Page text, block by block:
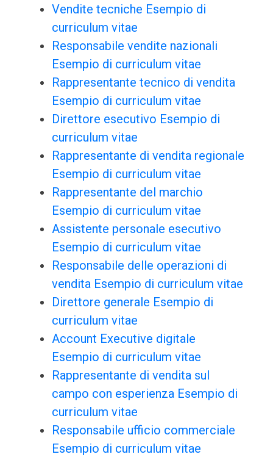
Vendite tecniche Esempio di
curriculum vitae
Responsabile vendite nazionali
Esempio di curriculum vitae
Rappresentante tecnico di vendita
Esempio di curriculum vitae
Direttore esecutivo Esempio di
curriculum vitae
Rappresentante di vendita regionale
Esempio di curriculum vitae
Rappresentante del marchio
Esempio di curriculum vitae
Assistente personale esecutivo
Esempio di curriculum vitae
Responsabile delle operazioni di
vendita Esempio di curriculum vitae
Direttore generale Esempio di
curriculum vitae
Account Executive digitale
Esempio di curriculum vitae
Rappresentante di vendita sul
campo con esperienza Esempio di
curriculum vitae
Responsabile ufficio commerciale
Esempio di curriculum vitae